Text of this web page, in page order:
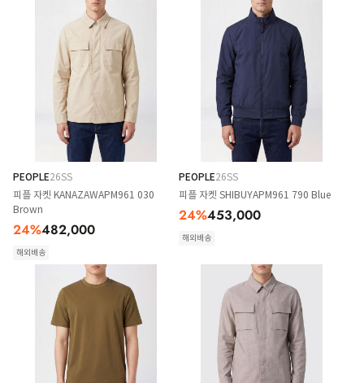
PEOPLE26SS
피플 자켓 KANAZAWAPM961 030
Brown
24%482,000
해외배송
PEOPLE26SS
피플 자켓 SHIBUYAPM961 790 Blue
24%453,000
해외배송